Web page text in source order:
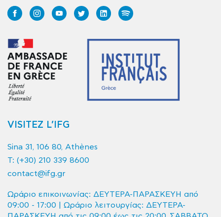
VISITEZ L’IFG
Sina 31, 106 80, Athènes
T: (+30) 210 339 8600
contact@ifg.gr
Ωράριο επικοινωνίας: ΔΕΥΤΕΡΑ-ΠΑΡΑΣΚΕΥΗ από
09:00 - 17:00 | Ωράριο λειτουργίας: ΔΕΥΤΕΡΑ-